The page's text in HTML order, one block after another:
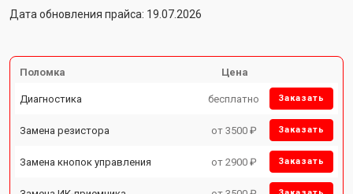
Дата обновления прайса: 19.07.2026
Поломка Цена
Диагностика бесплатно Заказать
Замена резистора от 3500 ₽ Заказать
Замена кнопок управления от 2900 ₽ Заказать